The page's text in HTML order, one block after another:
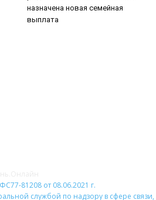
назначена новая семейная
выплата
81208 от 08.06.2021 г.
службой по надзору в сфере связи,